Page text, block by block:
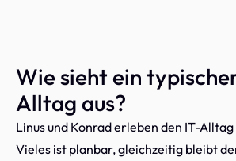
Wie sieht ein
Alltag aus?
Linus und Konrad erleben den IT-
Vieles ist planbar, gleichzeitig bleibt